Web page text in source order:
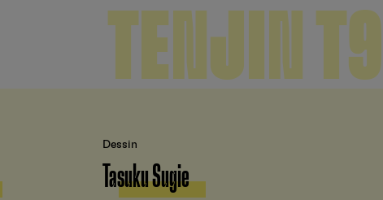
TENJIN T9
Dessin
Tasuku Sugie